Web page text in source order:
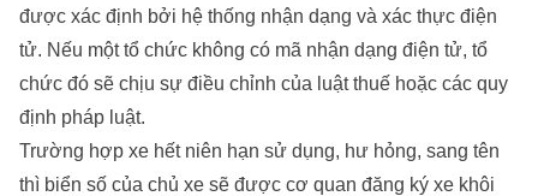
được xác định bởi hệ thống nhận dạng và xác thực điện
tử. Nếu một tổ chức không có mã nhận dạng điện tử, tổ
chức đó sẽ chịu sự điều chỉnh của luật thuế hoặc các quy
định pháp luật.
Trường hợp xe hết niên hạn sử dụng, hư hỏng, sang tên
thì biển số của chủ xe sẽ được cơ quan đăng ký xe khôi